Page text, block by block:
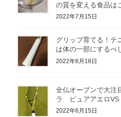
の質を変える食品は
2022年7月15日
グリップ育てる！テ
は体の一部にするべ
2022年6月18日
全仏オープンで大
ラ ピュアアエロ
2022年6月15日